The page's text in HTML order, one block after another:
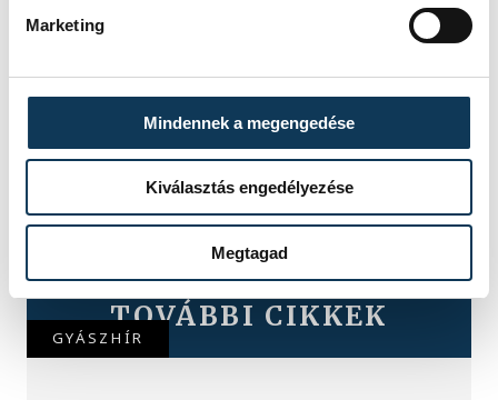
Marketing
Mindennek a megengedése
Kiválasztás engedélyezése
Megtagad
TOVÁBBI CIKKEK
GYÁSZHÍR